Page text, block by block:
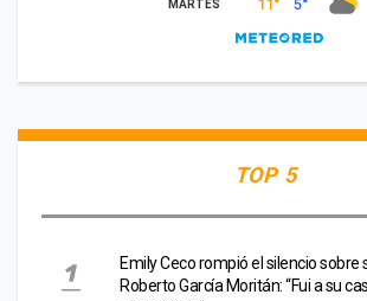
TOP 5
Emily Ceco rompió el silencio sobre
Roberto García Moritán: “Fui a su